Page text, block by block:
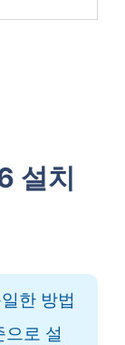
설치
한 방법
으로 설